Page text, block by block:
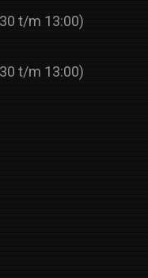
t/m 13:00)
t/m 13:00)